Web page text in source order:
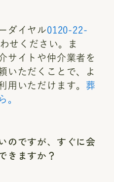
ダイヤル0120-22-
せください。ま
サイトや仲介業者を
いただくことで、よ
用いただけます。 葬
。
のですが、すぐに会
きますか？